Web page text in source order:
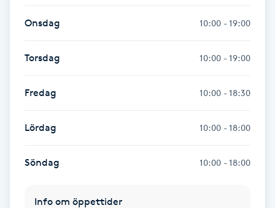
Frekvensterapi
Friskvård
Friskvårdsmassage
Frisör
Funktionsanalys
Onsdag 10:00 - 19:00
Torsdag 10:00 - 19:00
Fredag 10:00 - 18:30
Lördag 10:00 - 18:00
Söndag 10:00 - 18:00
Info om öppettider